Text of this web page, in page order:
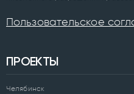
ПРОЕКТЫ
Челябинск
Пользовательское